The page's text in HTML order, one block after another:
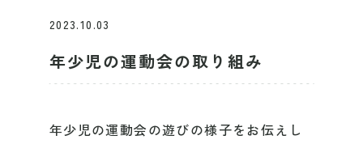
2023.10.03
年少児の運動会の取り組み
年少児の運動会の遊びの様子をお伝えし